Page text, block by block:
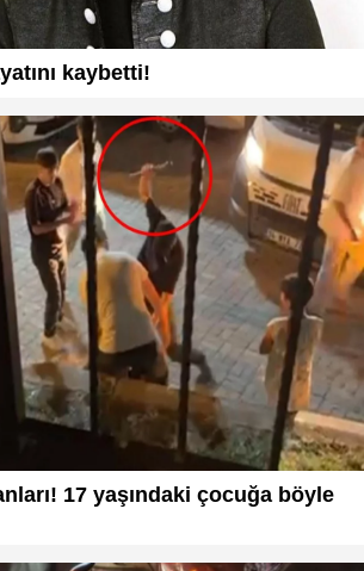
kaybetti!
17 yaşındaki çocuğa böyle